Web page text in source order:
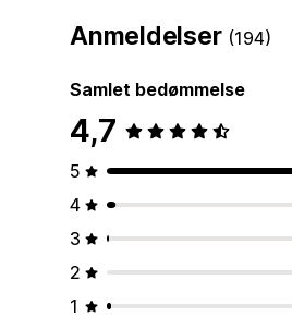
Anmeldelser (194)
Samlet bedømmelse
4,7
5
4
3
2
1